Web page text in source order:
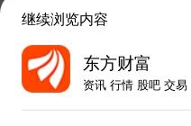
给网站提点意见
东方
继续浏览内容
东方财富
资讯 行情 股吧 交易